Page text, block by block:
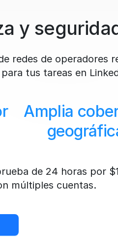
y
redes de operadores
tus tareas en
Amplia
de 24 horas por
múltiples cuentas.